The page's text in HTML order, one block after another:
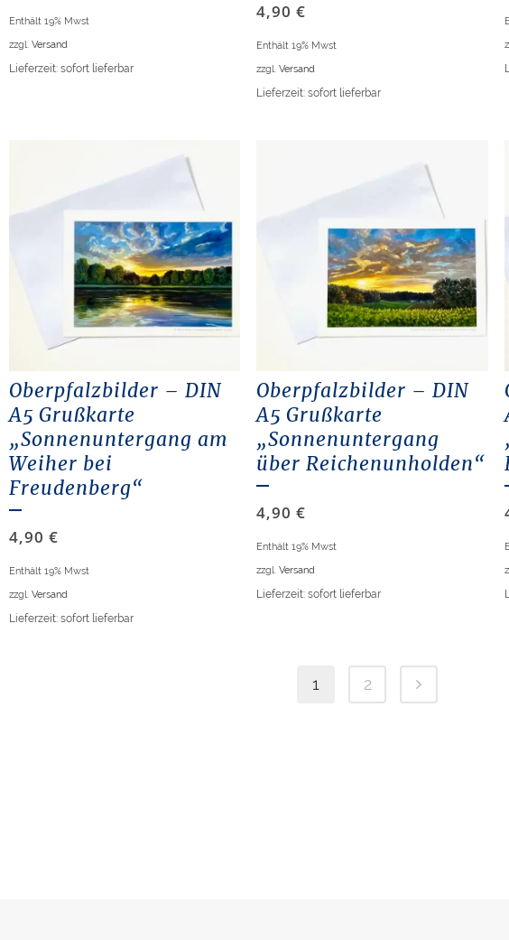
Enthält 19% Mwst
zzgl. Versand
Lieferzeit: sofort lieferbar
4,90€
Enthält 19% Mwst
zzgl.Versand
Lieferzeit: sofort lieferbar
Oberpfalzbilder – DIN
A5 Grußkarte
„Sonnenuntergang am
Weiher bei
Freudenberg“
4,90 €
Enthält 19% Mwst
zzgl. Versand
Lieferzeit: sofort lieferbar
Oberpfalzbilder – DIN
A5 Grußkarte
„Sonnenuntergang
über Reichenunholden“
4,90€
Enthält 19% Mwst
zzgl.Versand
Lieferzeit: sofort lieferbar
1 2